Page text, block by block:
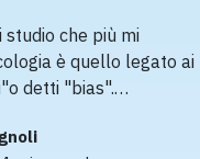
studio che più mi
è quello legato ai
detti "bias".…